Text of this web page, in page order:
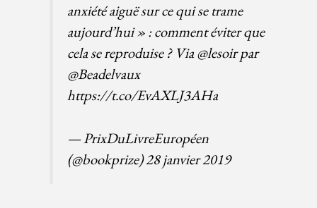
anxiété aiguë sur ce qui se trame
aujourd’hui » : comment éviter que
cela se reproduise ? Via@lesoirpar
@Beadelvaux
https://t.co/EvAXLJ3AHa
— PrixDuLivreEuropéen
(@bookprize)28 janvier 2019